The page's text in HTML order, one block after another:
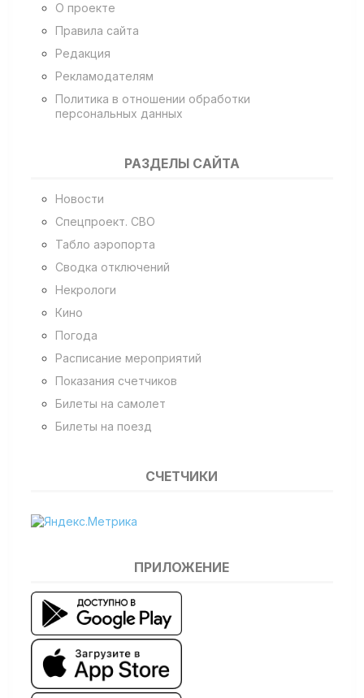
О проекте
Правила сайта
Редакция
Рекламодателям
Политика в отношении обработки
персональных данных
РАЗДЕЛЫ САЙТА
Новости
Спецпроект. СВО
Табло аэропорта
Сводка отключений
Некрологи
Кино
Погода
Расписание мероприятий
Показания счетчиков
Билеты на самолет
Билеты на поезд
СЧЕТЧИКИ
ПРИЛОЖЕНИЕ